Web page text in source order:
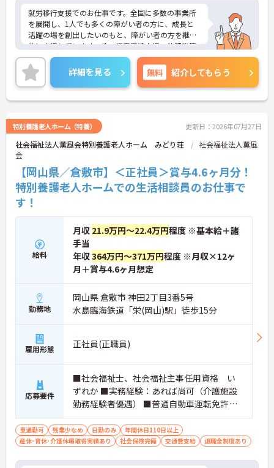
就労移行支援でのお仕事です。全国に多数の事業所
を展開し、1人でも多くの障がい者の方に、成長と
活躍の場を創出したいのもと、障がい者の方を継続
的に支援しています。他、児童発達支援、放課後等
デイサービスも展開しており安定感も抜群です。
ご興味ある方には、面接対策ポイントなど、さらに
詳細をお話しいたしますのでお気軽にご相談くださ
い！
詳細を見る 無料 紹介してもらう
特別養護老人ホーム（特養） 更新日：2026年07月27日
社会福祉法人薫風会特別養護老人ホーム みどり荘
社会福祉法人薫風
会
【岡山県／倉敷市】＜正社員＞賞与4.6ヶ月分！
特別養護老人ホームでの生活相談員のお仕事で
す！
給料
月収 21.9万円～22.4万円程度 ※基本給＋諸
手当
年収364万円～371万円程度 ※月収×12ヶ
月＋賞与4.6ヶ月想定
勤務地
岡山県 倉敷市 神田2丁目3番5号
水島臨海鉄道「栄(岡山)駅」徒歩15分
雇用形態 正社員(正職員)
応募要件
■社会福祉士、社会福祉主事任用資格 い
ずれか ■実務経験：あれば尚可（介護施設
勤務経験者優遇） ■普通自動車運転免許（A
T限定可）：必須
車通勤可 残業少なめ 日勤のみ
年間休日110日以上
産休･育休･介護休暇取得実績あり
社会保険完備 交通費支給 退職金制度あり